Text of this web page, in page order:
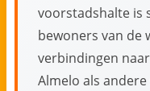
voorstadshalte is
bewoners van de
verbindingen
Almelo als